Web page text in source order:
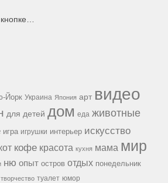
Йорк Украина Япония арт видео
для детей дом еда животные
игра игрушки интерьер искусство
кофе красота кухня мама мир
ню опыт остров отдых понедельник
творчество туалет юмор